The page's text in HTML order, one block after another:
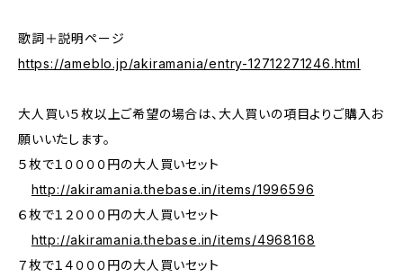
歌詞＋説明ページ
https://ameblo.jp/akiramania/entry-12712271246.html
大人買い５枚以上ご希望の場合は、大人買いの項目よりご購入お
願いいたします。
５枚で１００００円の大人買いセット
http://akiramania.thebase.in/items/1996596
６枚で１２０００円の大人買いセット
http://akiramania.thebase.in/items/4968168
７枚で１４０００円の大人買いセット